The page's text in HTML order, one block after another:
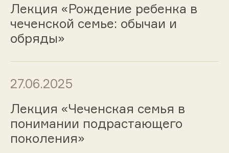
Лекция «Рождение ребенка в
чеченской семье: обычаи и
обряды»
27.06.2025
Лекция «Чеченская семья в
понимании подрастающего
поколения»